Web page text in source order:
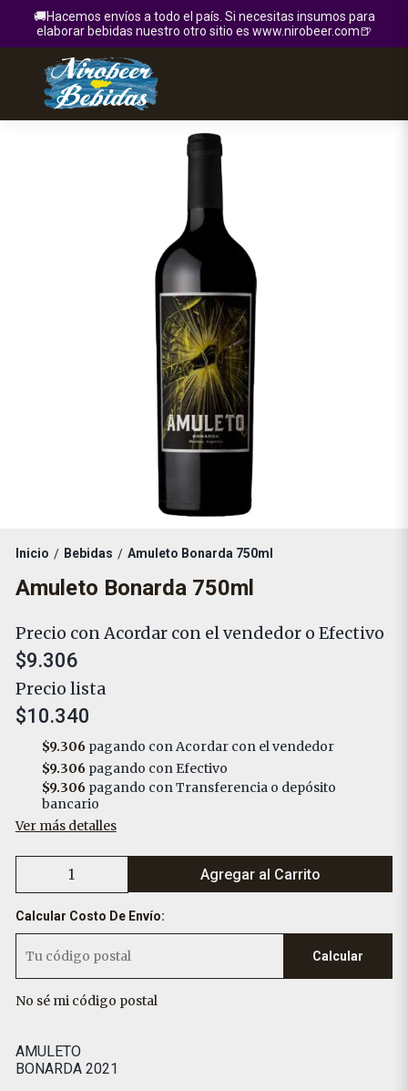
🚚Hacemos envíos a todo el país. Si necesitas insumos para
elaborar bebidas nuestro otro sitio es www.nirobeer.com🍺
Inicio / Bebidas / Amuleto Bonarda 750ml
Amuleto Bonarda 750ml
Precio con Acordar con el vendedor o Efectivo
$9.306
Precio lista
$10.340
$9.306pagando con Acordar con el vendedor
$9.306pagando con Efectivo
$9.306pagando con Transferencia o depósito
bancario
Ver más detalles
Agregar al Carrito
Calcular Costo De Envío:
Calcular
No sé mi código postal
AMULETO
BONARDA 2021